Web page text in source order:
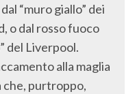
“muro giallo” dei
o dal rosso fuoco
del Liverpool.
alla maglia
che, purtroppo,